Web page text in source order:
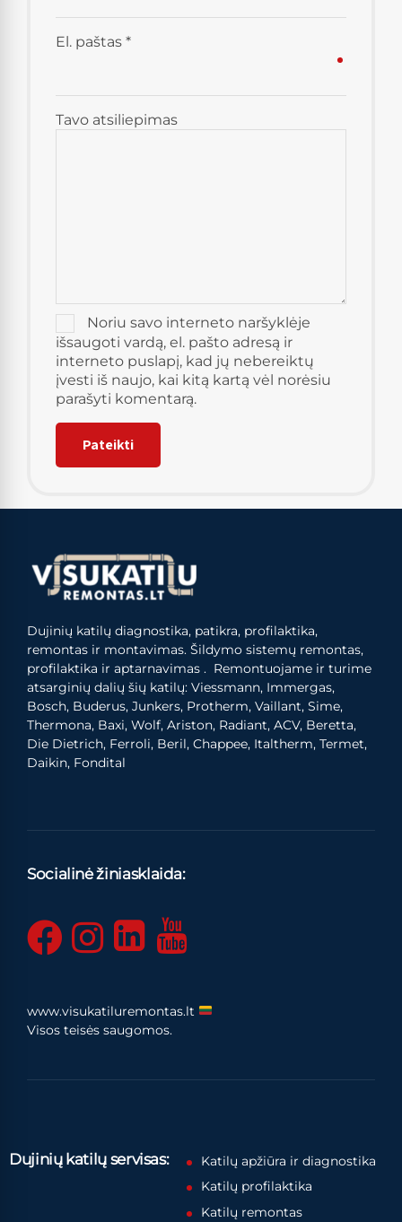
Tavo atsiliepimas
El. paštas *
Noriu savo interneto naršyklėje
išsaugoti vardą, el. pašto adresą ir
interneto puslapį, kad jų nebereiktų
įvesti iš naujo, kai kitą kartą vėl norėsiu
parašyti komentarą.
Dujinių katilų diagnostika, patikra, profilaktika,
remontas ir montavimas. Šildymo sistemų remontas,
profilaktika ir aptarnavimas . Remontuojame ir turime
atsarginių dalių šių katilų: Viessmann, Immergas,
Bosch, Buderus, Junkers, Protherm, Vaillant, Sime,
Thermona, Baxi, Wolf, Ariston, Radiant, ACV, Beretta,
Die Dietrich, Ferroli, Beril, Chappee, Italtherm, Termet,
Daikin, Fondital
Socialinė žiniasklaida:
www.visukatiluremontas.lt
Visos teisės saugomos.
Dujinių katilų servisas:
Katilų apžiūra ir diagnostika
Katilų profilaktika
Katilų remontas